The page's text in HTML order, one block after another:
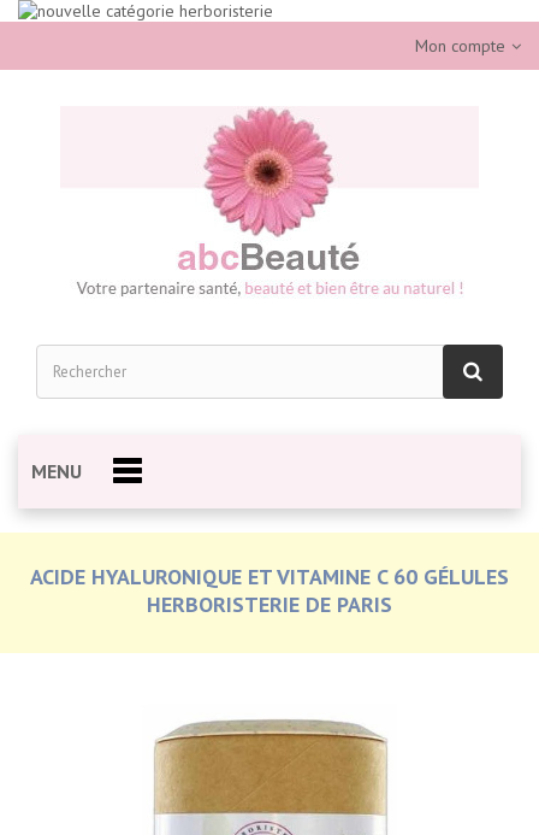
Mon compte
MENU
ACIDE HYALURONIQUE ET VITAMINE C 60 GÉLULES
HERBORISTERIE DE PARIS